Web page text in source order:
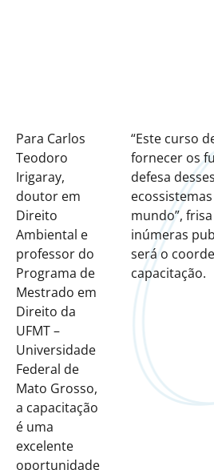
Para Carlos
Teodoro
Irigaray,
doutor em
Direito
Ambiental e
professor do
Programa de
Mestrado em
Direito da
UFMT –
Universidade
Federal de
Mato Grosso,
a capacitação
é uma
excelente
oportunidade
“Este curso
fornecer os
defesa
mundo”,
inúmeras
será o
capacitação.